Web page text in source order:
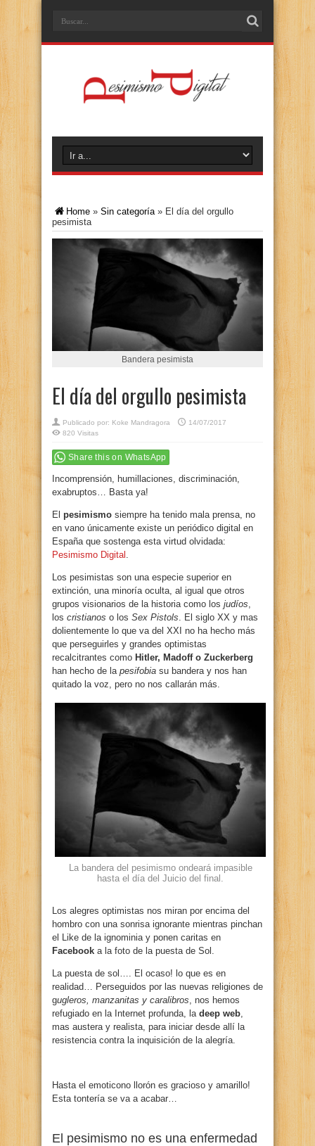
Home » Sin categoría» El día del orgullo
pesimista
Bandera pesimista
El día del orgullo pesimista
Publicado por: Koke Mandragora
14/07/2017
820 Visitas
Share this on WhatsApp
Incomprensión, humillaciones, discriminación,
exabruptos… Basta ya!
El pesimismo siempre ha tenido mala prensa, no
en vano únicamente existe un periódico digital en
España que sostenga esta virtud olvidada:
Pesimismo Digital
Los pesimistas son una especie superior en
extinción, una minoría oculta, al igual que otros
grupos visionarios de la historia como los judíos
los cristianos o los Sex Pistols . El siglo XX y mas
dolientemente lo que va del XXI no ha hecho más
que perseguirles y grandes optimistas
recalcitrantes como Hitler, Madoff o Zuckerberg
han hecho de la pesifobia su bandera y nos han
quitado la voz, pero no nos callarán más.
La bandera del pesimismo ondeará impasible
hasta el día del Juicio del final.
Los alegres optimistas nos miran por encima del
hombro con una sonrisa ignorante mientras pinchan
el Like de la ignominia y ponen caritas en
Facebook a la foto de la puesta de Sol.
La puesta de sol…. El ocaso! lo que es en
realidad… Perseguidos por las nuevas religiones de
gugleros, manzanitas y caralibros , nos hemos
refugiado en la Internet profunda, la deep web
mas austera y realista, para iniciar desde allí la
resistencia contra la inquisición de la alegría.
Hasta el emoticono llorón es gracioso y amarillo!
Esta tontería se va a acabar…
El pesimismo no es una enfermedad